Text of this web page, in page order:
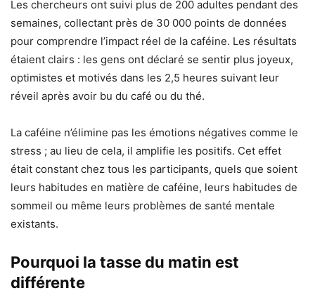
Les chercheurs ont suivi plus de 200 adultes pendant des
semaines, collectant près de 30 000 points de données
pour comprendre l’impact réel de la caféine. Les résultats
étaient clairs : les gens ont déclaré se sentir plus joyeux,
optimistes et motivés dans les 2,5 heures suivant leur
réveil après avoir bu du café ou du thé.
La caféine n’élimine pas les émotions négatives comme le
stress ; au lieu de cela, il amplifie les positifs. Cet effet
était constant chez tous les participants, quels que soient
leurs habitudes en matière de caféine, leurs habitudes de
sommeil ou même leurs problèmes de santé mentale
existants.
Pourquoi la tasse du matin est
différente